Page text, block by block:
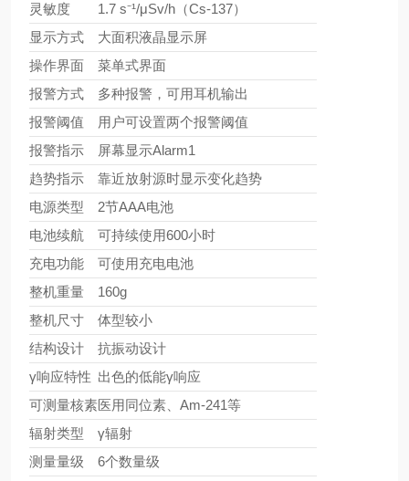
灵敏度
1.7 s⁻¹/μSv/h（Cs-137）
显示方式
大面积液晶显示屏
操作界面
菜单式界面
报警方式
多种报警，可用耳机输出
报警阈值
用户可设置两个报警阈值
报警指示
屏幕显示Alarm1
趋势指示
靠近放射源时显示变化趋势
电源类型
2节AAA电池
电池续航
可持续使用600小时
充电功能
可使用充电电池
整机重量
160g
整机尺寸
体型较小
结构设计
抗振动设计
γ响应特性 出色的低能γ响应
可测量核素医用同位素、Am-241等
辐射类型
γ辐射
测量量级
6个数量级